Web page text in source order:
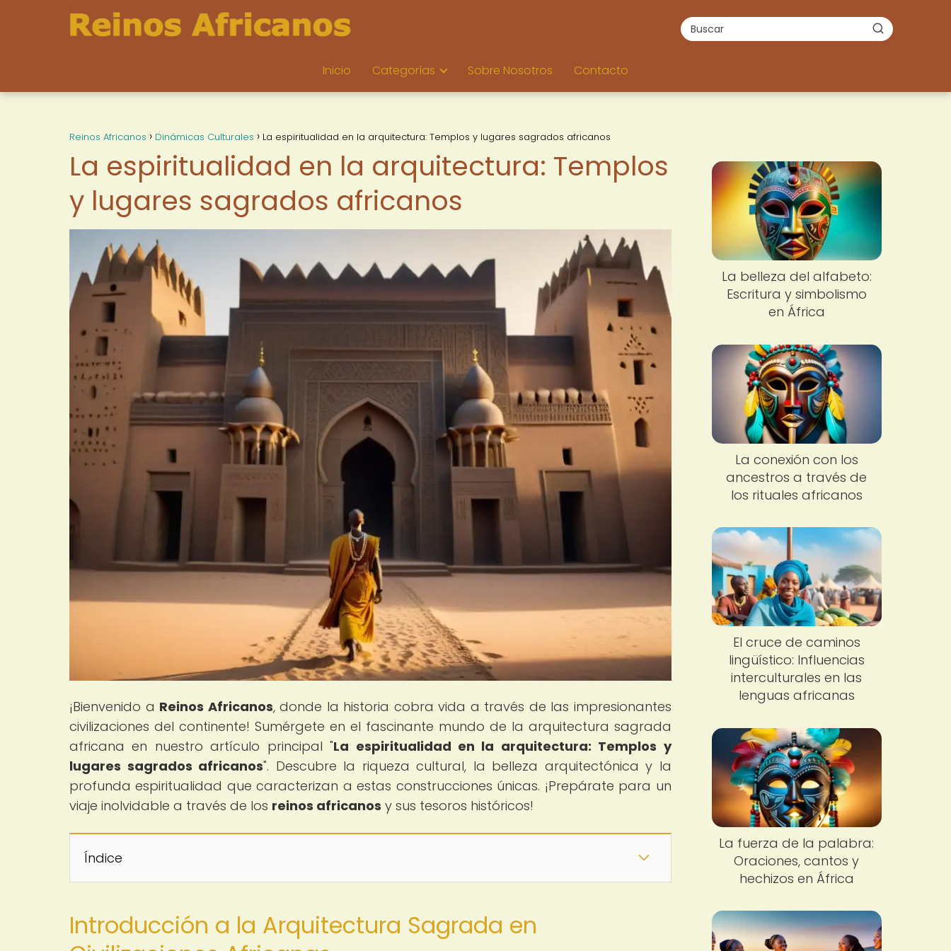
Inicio Categorías Sobre Nosotros Contacto
Reinos Africanos Dinámicas Culturales La espiritualidad en la arquitectura: Templos y lugares sagrados africanos
La espiritualidad en la arquitectura: Templos
y lugares sagrados africanos
¡Bienvenido a Reinos Africanos, donde la historia cobra vida a través de las impresionantes
civilizaciones del continente! Sumérgete en el fascinante mundo de la arquitectura sagrada
africana en nuestro artículo principal "La espiritualidad en la arquitectura: Templos y
lugares sagrados africanos". Descubre la riqueza cultural, la belleza arquitectónica y la
profunda espiritualidad que caracterizan a estas construcciones únicas. ¡Prepárate para un
viaje inolvidable a través de los reinos africanos y sus tesoros históricos!
Índice
Introducción a la Arquitectura Sagrada en
La belleza del alfabeto:
Escritura y simbolismo
en África
La conexión con los
ancestros a través de
los rituales africanos
El cruce de caminos
lingüístico: Influencias
interculturales en las
lenguas africanas
La fuerza de la palabra:
Oraciones, cantos y
hechizos en África